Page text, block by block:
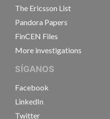
The Ericsson List
Pandora Papers
FinCEN Files
More investigations
SÍGANOS
Facebook
LinkedIn
Twitter